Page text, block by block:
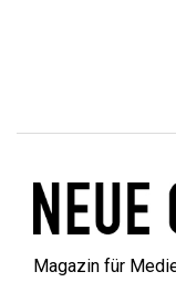
Magazin für